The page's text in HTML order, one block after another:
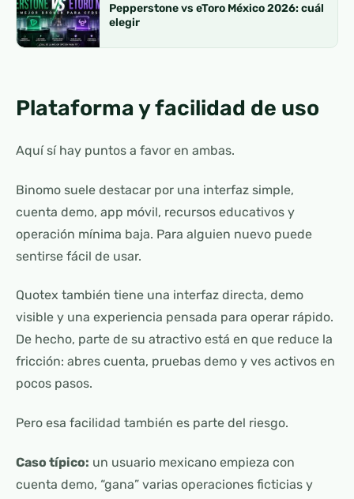
Pepperstone vs eToro México 2026: cuál
elegir
Plataforma y facilidad de uso
Aquí sí hay puntos a favor en ambas.
Binomo suele destacar por una interfaz simple,
cuenta demo, app móvil, recursos educativos y
operación mínima baja. Para alguien nuevo puede
sentirse fácil de usar.
Quotex también tiene una interfaz directa, demo
visible y una experiencia pensada para operar rápido.
De hecho, parte de su atractivo está en que reduce la
fricción: abres cuenta, pruebas demo y ves activos en
pocos pasos.
Pero esa facilidad también es parte del riesgo.
Caso típico: un usuario mexicano empieza con
cuenta demo, “gana” varias operaciones ficticias y